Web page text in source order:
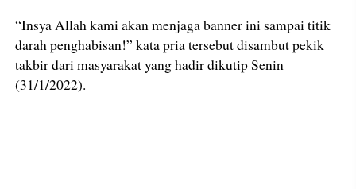
“Insya Allah kami akan menjaga banner ini sampai titik
darah penghabisan!” kata pria tersebut disambut pekik
takbir dari masyarakat yang hadir dikutip Senin
(31/1/2022).